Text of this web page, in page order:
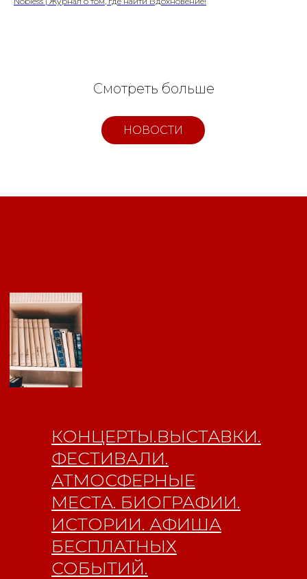
НОВОСТИ
Смотреть больше
КОНЦЕРТЫ.ВЫСТАВКИ.
ФЕСТИВАЛИ.
АТМОСФЕРНЫЕ
МЕСТА. БИОГРАФИИ.
ИСТОРИИ. АФИША
БЕСПЛАТНЫХ
СОБЫТИЙ.
ISSN 3033-9081
ВКонтакте
Youtube
Новости
Афиша